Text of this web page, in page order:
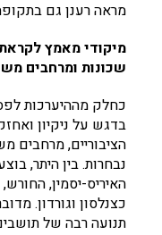
מראה רענן גם
מיקודי מאמץ
שכונות ומרחבים
כחלק מההיערכות
בדגש על ניקיון
הציבוריים, מרחבים
נבחרות. בין היתר,
האיריס-יסמין,
כצנלסון וגורדון.
תנועה רבה של